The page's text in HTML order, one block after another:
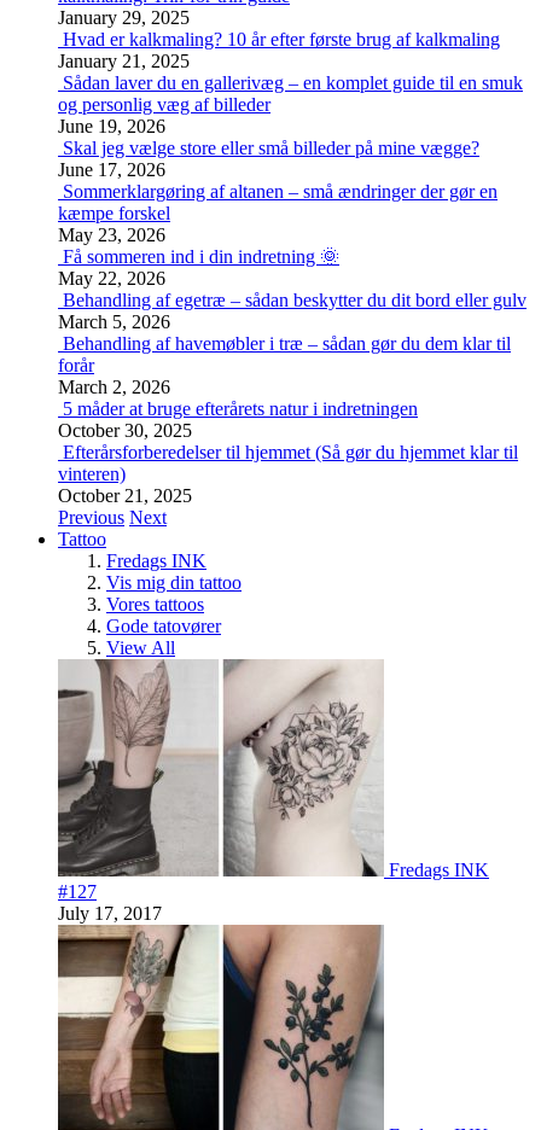
January 29, 2025
Hvad er kalkmaling? 10 år efter første brug af kalkmaling
January 21, 2025
Sådan laver du en gallerivæg – en komplet guide til en smuk
og personlig væg af billeder
June 19, 2026
Skal jeg vælge store eller små billeder på mine vægge?
June 17, 2026
Sommerklargøring af altanen – små ændringer der gør en
kæmpe forskel
May 23, 2026
Få sommeren ind i din indretning 🌞
May 22, 2026
Behandling af egetræ – sådan beskytter du dit bord eller gulv
March 5, 2026
Behandling af havemøbler i træ – sådan gør du dem klar til
forår
March 2, 2026
5 måder at bruge efterårets natur i indretningen
October 30, 2025
Efterårsforberedelser til hjemmet (Så gør du hjemmet klar til
vinteren)
October 21, 2025
Previous Next
Tattoo
Fredags INK
Vis mig din tattoo
Vores tattoos
Gode tatovører
View All
Fredags INK
#127
July 17, 2017